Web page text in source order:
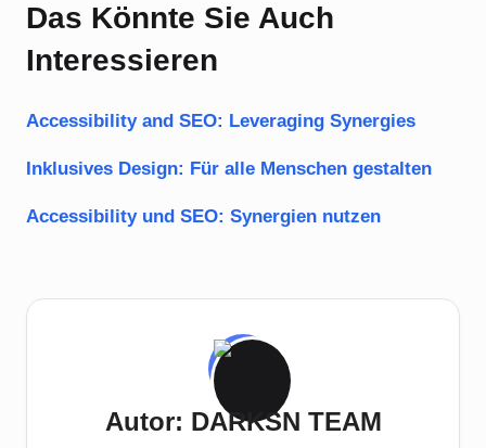
Das Könnte Sie Auch
Interessieren
Accessibility and SEO: Leveraging Synergies
Inklusives Design: Für alle Menschen gestalten
Accessibility und SEO: Synergien nutzen
Autor: DARKSN TEAM